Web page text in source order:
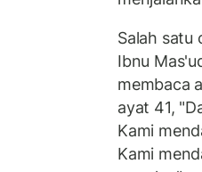
Salah
Ibnu
membaca
ayat 41,
Kami
Kami